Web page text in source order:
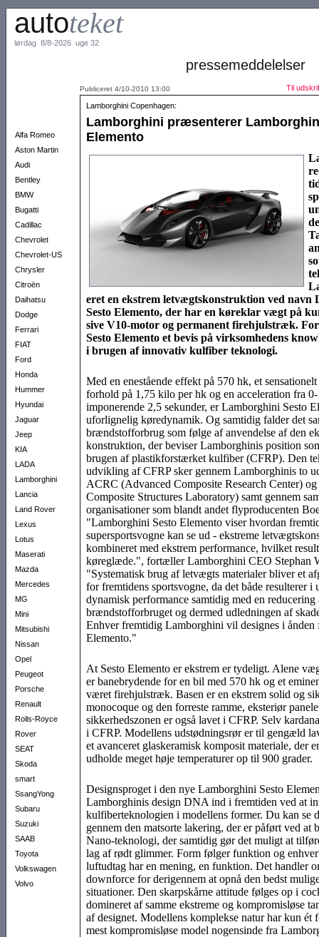
autoteket
lørdag 8/8-2026 uge 32
Alfa Romeo
Aston Martin
Audi
Bentley
BMW
Bugatti
Cadillac
Chevrolet
Chevrolet-US
Chrysler
Citroën
Daihatsu
Dodge
Ferrari
FIAT
Ford
Honda
Hummer
Hyundai
Jaguar
Jeep
KIA
LADA
Lamborghini
Lancia
Land Rover
Lexus
Lotus
Maserati
Mazda
Mercedes
MG
Mini
Mitsubishi
Nissan
Opel
Peugeot
Porsche
Renault
Rolls-Royce
Rover
SEAT
Skoda
smart
SsangYong
Subaru
Suzuki
SAAB
Toyota
Volkswagen
Volvo
pressemeddelelser
Publiceret 4/10-2010 13:00 Til
Lamborghini Copenhagen:
Lamborghini præsenterer
Elemento
eret en eks­trem let­vægts­kon­struk­tion ved navn
Sesto Ele­mento, der har en køre­klar vægt på
sive V10-motor og perma­nent fire­hjuls­træk.
Sesto Ele­mento et bevis på virk­som­hedens
i brugen af inno­vativ kul­fiber tekno­logi.
Med en enestående effekt på 570 hk, et
forhold på 1,75 kilo per hk og en acceleration fra
imponerende 2,5 sekunder, er Lamborghini Sesto
uforlignelig køredynamik. Og samtidig falder det
brændstofforbrug som følge af anvendelse af den
konstruktion, der beviser Lamborghinis position
brugen af plastikforstærket kulfiber (CFRP). Den
udvikling af CFRP sker gennem Lamborghinis to
ACRC (Advanced Composite Research Center)
Composite Structures Laboratory) samt gennem
organisationer som blandt andet flyproducenten
"Lamborghini Sesto Elemento viser hvordan
supersportsvogne kan se ud - ekstreme
kombineret med ekstrem performance, hvilket
køreglæde.", fortæller Lamborghini CEO Stephan
"Systematisk brug af letvægts materialer bliver et
for fremtidens sportsvogne, da det både resulterer i
dynamisk performance samtidig med en reducering
brændstofforbruget og dermed udledningen af
Enhver fremtidig Lamborghini vil designes i ånden
Elemento."
At Sesto Elemento er ekstrem er tydeligt. Alene
er banebrydende for en bil med 570 hk og et
været firehjulstræk. Basen er en ekstrem solid og
monocoque og den forreste ramme, eksteriør
sikkerhedszonen er også lavet i CFRP. Selv
i CFRP. Modellens udstødningsrør er til gengæld
et avanceret glaskeramisk komposit materiale, der
udholde meget høje temperaturer op til 900 grader.
Designsproget i den nye Lamborghini Sesto
Lamborghinis design DNA ind i fremtiden ved at
kulfiberteknologien i modellens former. Du kan se
gennem den matsorte lakering, der er påført ved at
Nano-teknologi, der samtidig gør det muligt at
lag af rødt glimmer. Form følger funktion og
luftudtag har en mening, en funktion. Det handler
downforce for derigennem at opnå den bedst
situationer. Den skarpskårne attitude følges op i
domineret af samme ekstreme og kompromisløse
af designet. Modellens komplekse natur har kun ét
mest kompromisløse model nogensinde fra